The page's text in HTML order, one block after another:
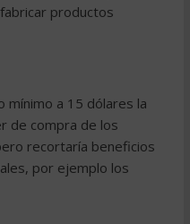
productos
mínimo a 15 dólares la
de compra de los
recortaría beneficios
por ejemplo los